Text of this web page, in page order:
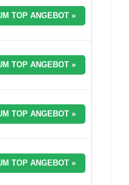
TOP ANGEBOT »
TOP ANGEBOT »
TOP ANGEBOT »
TOP ANGEBOT »